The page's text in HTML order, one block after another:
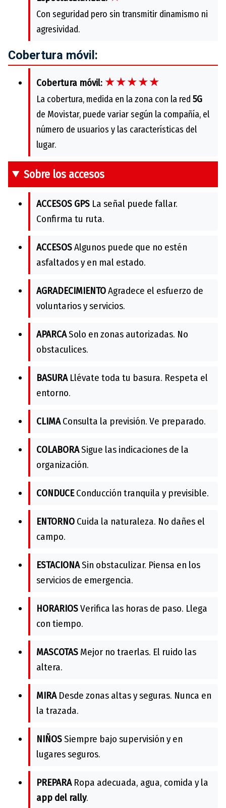
Con seguridad pero sin transmitir dinamismo ni
agresividad.
Cobertura móvil:
Cobertura móvil: ★★★★★
La cobertura, medida en la zona con la red 5G
de Movistar, puede variar según la compañía, el
número de usuarios y las características del
lugar.
Sobre los accesos
ACCESOS GPS La señal puede fallar.
Confirma tu ruta.
ACCESOSAlgunos puede que no estén
asfaltados y en mal estado.
AGRADECIMIENTOAgradece el esfuerzo de
voluntarios y servicios.
APARCASolo en zonas autorizadas. No
obstaculices.
BASURALlévate toda tu basura. Respeta el
entorno.
CLIMAConsulta la previsión. Ve preparado.
COLABORASigue las indicaciones de la
organización.
CONDUCEConducción tranquila y previsible.
ENTORNO Cuida la naturaleza. No dañes el
campo.
ESTACIONASin obstaculizar. Piensa en los
servicios de emergencia.
HORARIOSVerifica las horas de paso. Llega
con tiempo.
MASCOTAS Mejor no traerlas. El ruido las
altera.
MIRADesde zonas altas y seguras. Nunca en
la trazada.
NIÑOSSiempre bajo supervisión y en
lugares seguros.
PREPARARopa adecuada, agua, comida y la
app del rally.